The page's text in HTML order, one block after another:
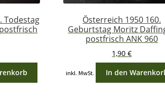
Todestag
Österreich 1950 160.
Geburtstag Moritz
postfrisch ANK 960
1,90€
inkl. MwSt. In den